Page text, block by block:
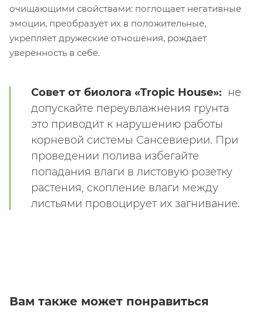
очищающими свойствами: поглощает негативные
эмоции, преобразует их в положительные,
укрепляет дружеские отношения, рождает
уверенность в себе.
Совет от биолога «Tropic House»: не
допускайте переувлажнения грунта
это приводит к нарушению работы
корневой системы Сансевиерии. При
проведении полива избегайте
попадания влаги в листовую розетку
растения, скопление влаги между
листьями провоцирует их загнивание.
Вам также может понравиться